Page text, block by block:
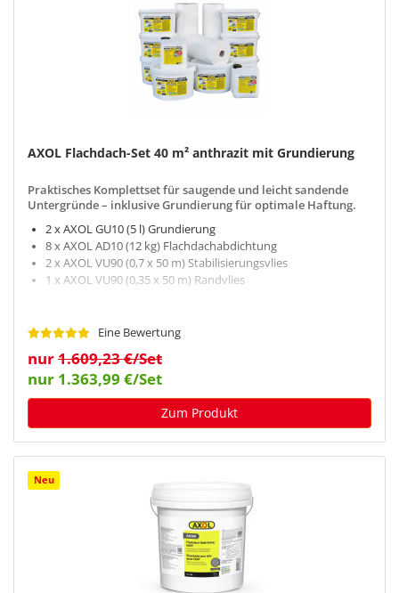
AXOL Flachdach-Set 40 m² anthrazit mit Grundierung
Praktisches Komplettset für saugende und leicht sandende
Untergründe – inklusive Grundierung für optimale Haftung.
2 x AXOL GU10 (5 l) Grundierung
8 x AXOL AD10 (12 kg) Flachdachabdichtung
2 x AXOL VU90 (0,7 x 50 m) Stabilisierungsvlies
1 x AXOL VU90 (0,35 x 50 m) Randvlies
Eine Bewertung
nur1.609,23 €/Set
nur 1.363,99 €/Set
Zum Produkt
Neu